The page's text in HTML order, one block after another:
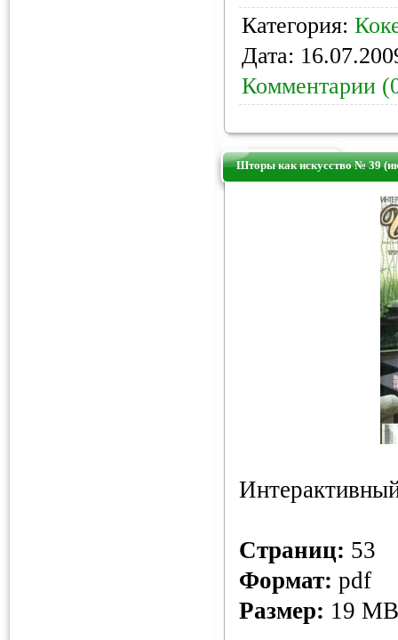
Категория:
Дата:
Комментарии
Шторы как искусство № 39
Страниц: 53
Формат: pdf
Размер: 19 MB